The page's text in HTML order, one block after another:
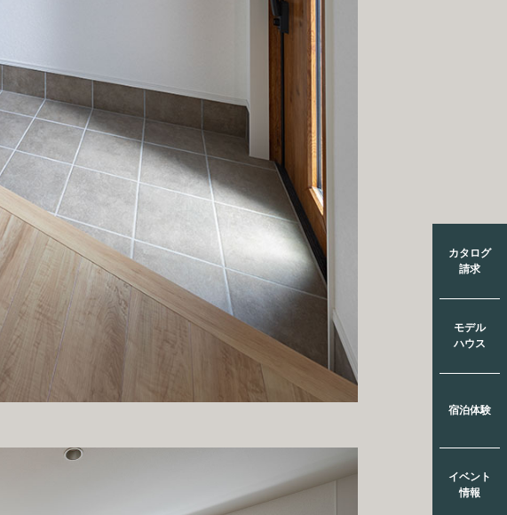
カタログ
請求
モデル
ハウス
宿泊体験
イベント
情報